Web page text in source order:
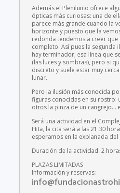
Además el Plenilunio ofrece
ópticas más curiosas: una de
parece más grande cuando la
horizonte y puesto que la
redonda tendemos a creer que
completo. Así pues la segunda
hay terminador, esa línea que
(las luces y sombras), pero si
discreto y suele estar muy
lunar.
Pero la ilusión más conocida
figuras conocidas en su rostro:
otros la pinza de un cangrejo…
Será una actividad en el
Hita, la cita será a las 21:30
esperamos en la explanada
Duración de la actividad: 2
PLAZAS LIMITADAS
Información y reservas: